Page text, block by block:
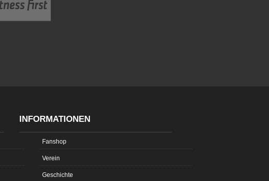
INFORMATIONEN
Fanshop
Verein
Geschichte